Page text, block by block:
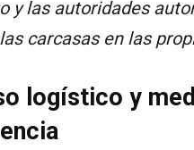
y las autoridades
carcasas en las
logístico y